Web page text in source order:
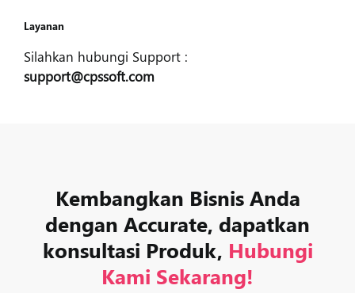
Layanan
Silahkan hubungi Support :
support@cpssoft.com
Kembangkan Bisnis Anda
dengan Accurate, dapatkan
konsultasi Produk, Hubungi
Kami Sekarang!